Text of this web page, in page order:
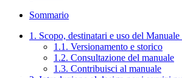
Sommario
1. Scopo, destinatari e uso del
1.1. Versionamento e storico
1.2. Consultazione del manuale
1.3. Contribuisci al manuale